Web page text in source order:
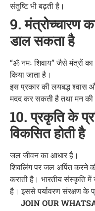
संतुष्टि भी बढ़ती है।
9. मंत्रोच्चारण
डाल सकता है
“ॐ नमः शिवाय” जैसे मंत्रों
किया जाता है।
इस प्रकार की लयबद्ध श्वास
मदद कर सकती है तथा मन की
10. प्रकृति के
विकसित होती है
जल जीवन का आधार है।
शिवलिंग पर जल अर्पित करने
कराती है। भारतीय संस्कृति
है। इससे पर्यावरण संरक्षण के
JOIN OUR